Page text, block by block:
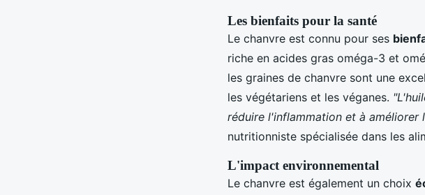
Les bienfaits pour la santé
Le chanvre est connu pour ses
riche en acides gras oméga-3 et
les graines de chanvre sont une
les végétariens et les véganes.
réduire l'inflammation et à améliorer
nutritionniste spécialisée dans les
L'impact environnemental
Le chanvre est également un choix